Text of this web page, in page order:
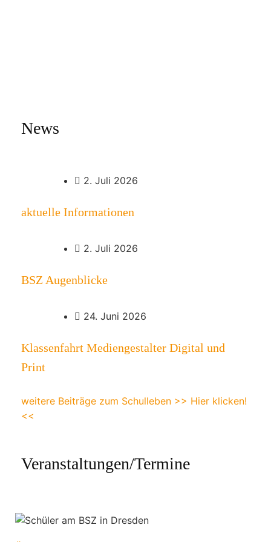
News
2. Juli 2026
aktuelle Informationen
2. Juli 2026
BSZ Augenblicke
24. Juni 2026
Klassenfahrt Mediengestalter Digital und
Print
weitere Beiträge zum Schulleben >> Hier klicken!
<<
Veranstaltungen/Termine